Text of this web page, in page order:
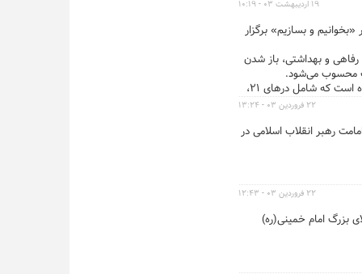
با شعار «بخوانیم و بسازیم» برگزار
و بهداشتی، باز شدن
محسوب می‌شود.
و یک در برای ماشین پیش‌بینی شده است که شامل درهای ۲۱،
۱۹ اردیبهشت ۰۳ - ۱۰:۱۹
رهبر انقلاب اسلامی در
۲۲ فروردین ۰۳ - ۱۳:۲۴
بزرگ امام خمینی(ره)
۲۲ فروردین ۰۳ - ۱۲:۴۳